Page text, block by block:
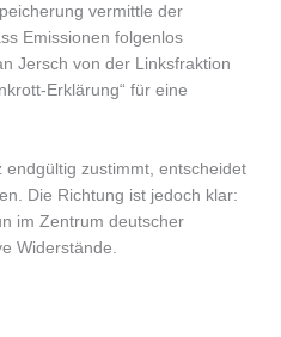
vermittle der
Emissionen folgenlos
Jersch von der Linksfraktion
Erklärung“ für eine
zustimmt, entscheidet
Die Richtung ist jedoch klar:
im Zentrum deutscher
Widerstände.